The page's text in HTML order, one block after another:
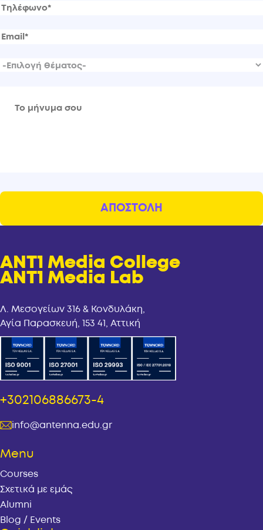
ANT1 Media College
ANT1 Media Lab
Λ. Μεσογείων 316 & Κονδυλάκη,
Αγία Παρασκευή, 153 41, Αττική
+302106886673-4
info@antenna.edu.gr
Menu
Courses
Σχετικά με εμάς
Alumni
Blog / Events